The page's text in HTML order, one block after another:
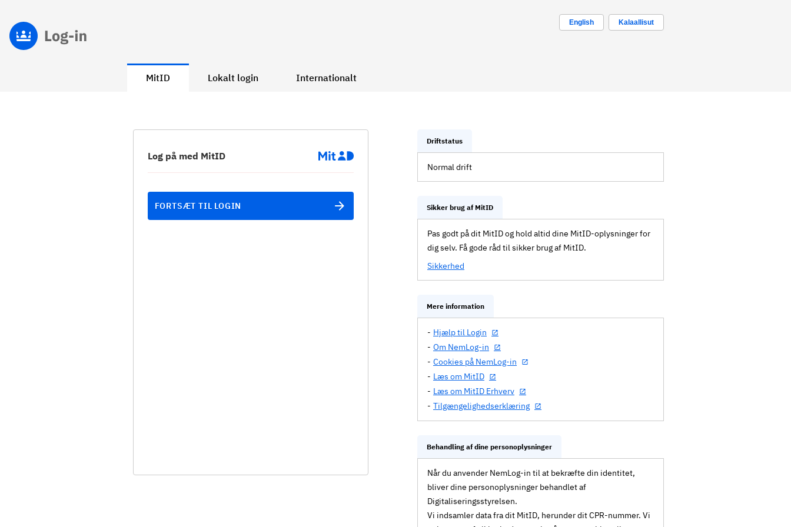
English Kalaallisut
MitID Lokalt login Internationalt
Log på med MitID
FORTSÆT TIL LOGIN
Driftstatus
Normal drift
Sikker brug af MitID
Pas godt på dit MitID og hold altid dine MitID-oplysninger for
dig selv. Få gode råd til sikker brug af MitID.
Sikkerhed
Mere information
Hjælp til Login
Om NemLog-in
Cookies på NemLog-in
Læs om MitID
Læs om MitID Erhverv
Tilgængelighedserklæring
Behandling af dine personoplysninger
Når du anvender NemLog-in til at bekræfte din identitet,
bliver dine personoplysninger behandlet af
Digitaliseringsstyrelsen.
Vi indsamler data fra dit MitID, herunder dit CPR-nummer. Vi